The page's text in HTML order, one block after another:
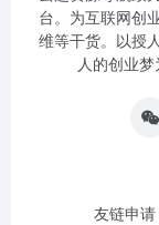
台。为互联网创
维等干货。以授
人的创业
友链申请